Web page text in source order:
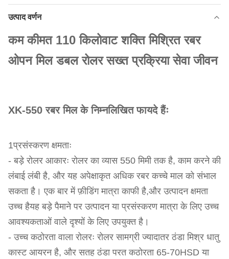
उत्पाद वर्णन
कम कीमत 110 किलोवाट शक्ति मिश्रित रबर
ओपन मिल डबल रोलर सख्त प्रक्रिया सेवा जीवन
XK-550 रबर मिल के निम्नलिखित फायदे हैंः
1प्रसंस्करण क्षमताः
- बड़े रोलर आकारः रोलर का व्यास 550 मिमी तक है, काम करने की
लंबाई लंबी है, और यह अपेक्षाकृत अधिक रबर कच्चे माल को संभाल
सकता है। एक बार में फ़ीडिंग मात्रा काफी है,और उत्पादन क्षमता
उच्च हैयह बड़े पैमाने पर उत्पादन या प्रसंस्करण मात्रा के लिए उच्च
आवश्यकताओं वाले दृश्यों के लिए उपयुक्त है।
- उच्च कठोरता वाला रोलरः रोलर सामग्री ज्यादातर ठंडा मिश्र धातु
कास्ट आयरन है, और सतह ठंडा परत कठोरता 65-70HSD या